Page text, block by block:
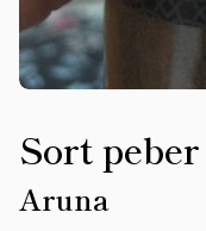
Sort peber
Aruna